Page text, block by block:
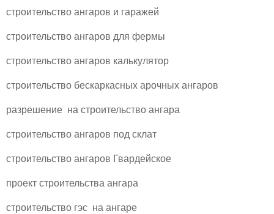
строительство ангаров и гаражей
строительство ангаров для фермы
строительство ангаров калькулятор
строительство бескаркасных арочных ангаров
разрешение на строительство ангара
строительство ангаров под склат
строительство ангаров Гвардейское
проект строительства ангара
строительство гэс на ангаре